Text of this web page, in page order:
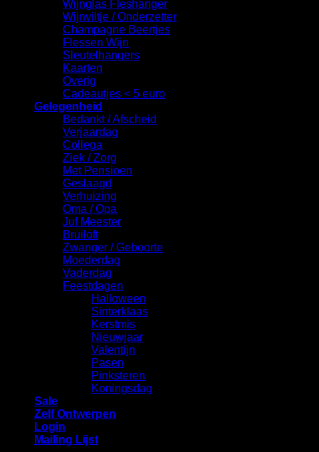
Wijnglas Fleshanger
Wijnviltje / Onderzetter
Champagne Beertjes
Flessen Wijn
Sleutelhangers
Kaarten
Overig
Cadeautjes < 5 euro
Gelegenheid
Bedankt / Afscheid
Verjaardag
Collega
Ziek / Zorg
Met Pensioen
Geslaagd
Verhuizing
Oma / Opa
Juf Meester
Bruiloft
Zwanger / Geboorte
Moederdag
Vaderdag
Feestdagen
Halloween
Sinterklaas
Kerstmis
Nieuwjaar
Valentijn
Pasen
Pinksteren
Koningsdag
Sale
Zelf Ontwerpen
Login
Mailing Lijst